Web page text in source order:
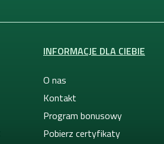
INFORMACJE DLA CIEBIE
O nas
Kontakt
Program bonusowy
Pobierz certyfikaty